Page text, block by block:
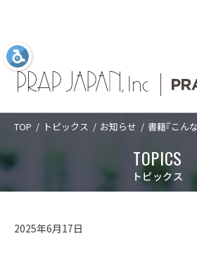
プ
に
サ
企
新
プラップジャパンにつ
TOP トピックス お知らせ 書籍『こん
TOPICS
トピックス
2025年6月17日